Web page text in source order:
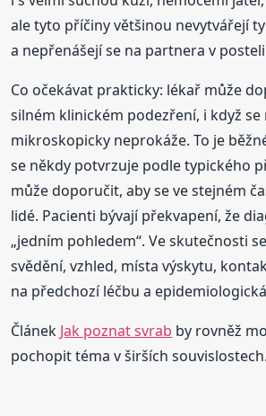
ale tyto příčiny většinou nevytvářejí
a nepřenášejí se na partnera v
Co očekávat prakticky: lékař může
silném klinickém podezření, i když se
mikroskopicky neprokáže. To je
se někdy potvrzuje podle typického
může doporučit, aby se ve stejném
lidé. Pacienti bývají překvapení, že
„jedním pohledem“. Ve skutečnosti
svědění, vzhled, místa výskytu,
na předchozí léčbu a
Článek Jak poznat svrab by rovněž
pochopit téma v širších souvislostech.